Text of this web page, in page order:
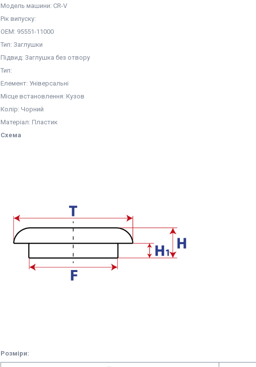
Модель машини: CR-V
Рік випуску:
OEM: 95551-11000
Тип: Заглушки
Підвид: Заглушка без отвору
Тип:
Елемент: Універсальні
Місце встановлення: Кузов
Колір: Чорний
Матеріал: Пластик
Схема
Розміри: